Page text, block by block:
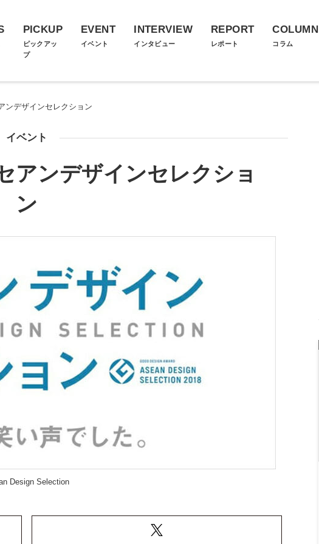
PICKUP
ピックアッ
プ
EVENT
イベント
INTERVIEW
インタビュー
REPORT
レポート
COLUMN
コラム
ンデザインセレクション
イベント
アンデザインセレクショ
ン
Design Selection